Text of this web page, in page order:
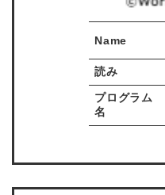
Name
読み
プログラム
名